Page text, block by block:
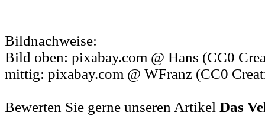
Bildnachweise:
Bild oben: pixabay.com @ Hans (CC0
mittig: pixabay.com @ WFranz (CC0
Bewerten Sie gerne unseren Artikel Das